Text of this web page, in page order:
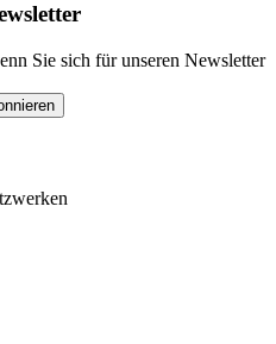
Sie sich für unseren Newsletter